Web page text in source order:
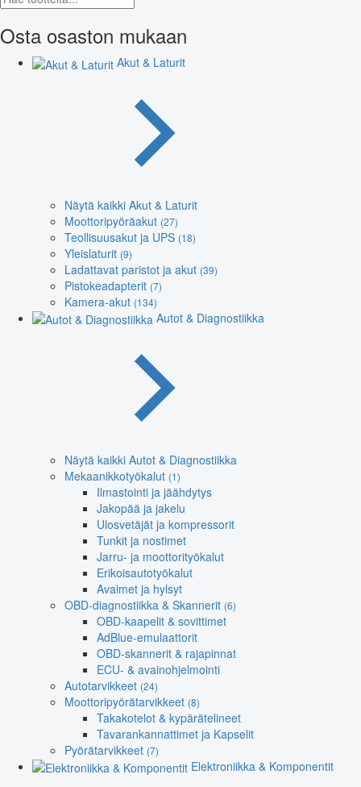
Osta osaston mukaan
Akut & Laturit
Näytä kaikki Akut & Laturit
Moottoripyöräakut (27)
Teollisuusakut ja UPS (18)
Yleislaturit (9)
Ladattavat paristot ja akut (39)
Pistokeadapterit (7)
Kamera-akut (134)
Autot & Diagnostiikka
Näytä kaikki Autot & Diagnostiikka
Mekaanikkotyökalut (1)
Ilmastointi ja jäähdytys
Jakopää ja jakelu
Ulosvetäjät ja kompressorit
Tunkit ja nostimet
Jarru- ja moottorityökalut
Erikoisautotyökalut
Avaimet ja hylsyt
OBD-diagnostiikka & Skannerit (6)
OBD-kaapelit & sovittimet
AdBlue-emulaattorit
OBD-skannerit & rajapinnat
ECU- & avainohjelmointi
Autotarvikkeet (24)
Moottoripyörätarvikkeet (8)
Takakotelot & kypärätelineet
Tavarankannattimet ja Kapselit
Pyörätarvikkeet (7)
Elektroniikka & Komponentit